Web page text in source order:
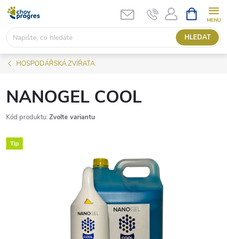
Přejít
obsah
HLEDAT
NÁKUPNÍ
KOŠÍK
HOSPODÁŘSKÁ ZVÍŘATA
NANOGEL COOL
Kód produktu: Zvolte variantu
Tip